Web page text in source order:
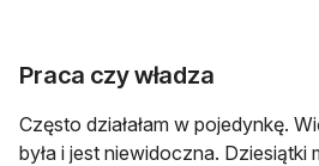
Praca czy władza
Często działałam w pojedynkę.
była i jest niewidoczna. Dziesiątki